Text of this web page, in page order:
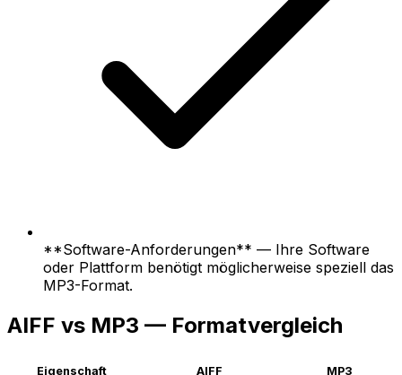
**Software-Anforderungen** — Ihre Software
oder Plattform benötigt möglicherweise speziell das
MP3-Format.
AIFF vs MP3 — Formatvergleich
Eigenschaft AIFF MP3